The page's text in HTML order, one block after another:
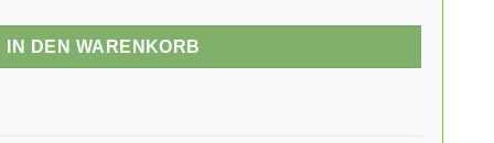
IN DEN WARENKORB